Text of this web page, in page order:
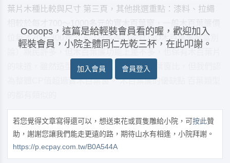
葉片木種比較與尺寸 第三頁，其他挑選重點：漆料、拉繩
位每才200~300元上下（日本進口的TOSO木百葉簾另當別
的味道，雖然造型與質感上無法跟實木百葉窗比，但我們認
為整體CP值超過實木百葉窗。 木百葉簾的優缺點 百葉類型
Oooops，這篇是給輕裝會員看的喔，歡迎加入
輕裝會員，小院全體同仁先乾三杯，在此叩謝。
加入會員 會員登入
若您覺得文章寫得還可以，想送束花或買隻雕給小院，可按此贊
助，謝謝您讓我們能走更遠的路，期待山水有相逢，小院拜謝。
https://p.ecpay.com.tw/B0A544A